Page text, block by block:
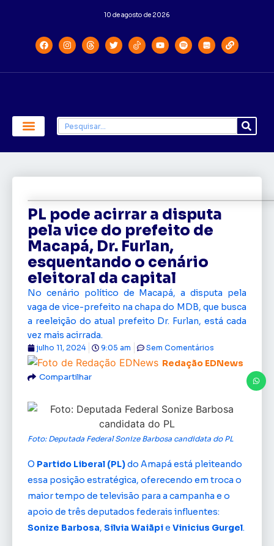
10 de agosto de 2026
PL pode acirrar a disputa
pela vice do prefeito de
Macapá, Dr. Furlan,
esquentando o cenário
eleitoral da capital
No cenário político de Macapá, a disputa pela
vaga de vice-prefeito na chapa do MDB, que busca
a reeleição do atual prefeito Dr. Furlan, está cada
vez mais acirrada.
Redação EDNews
julho 11, 2024 9:05 am Sem Comentários
Compartilhar
Foto: Deputada Federal Sonize Barbosa candidata do PL
O Partido Liberal (PL)do Amapá está pleiteando
essa posição estratégica, oferecendo em troca o
maior tempo de televisão para a campanha e o
apoio de três deputados federais influentes:
Sonize Barbosa, Silvia Waiãpie Vinicius Gurgel.